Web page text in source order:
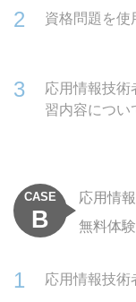
資格問題を使
応用情報技術
習内容につい
CASE
B
応用情
無料体
応用情報技術